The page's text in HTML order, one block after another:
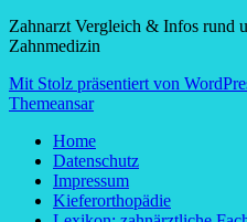
Zahnarzt Vergleich & Infos rund
Zahnmedizin
Mit Stolz präsentiert von
Themeansar
Home
Datenschutz
Impressum
Kieferorthopädie